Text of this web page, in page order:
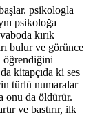
psikologla
psikoloğa
kırık
bulur ve görünce
öğrendiğini
kitapçıda ki ses
türlü numaralar
onu da öldürür.
ve bastırır, ilk